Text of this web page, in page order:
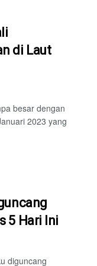
di Laut
besar dengan
2023 yang
5 Hari Ini
diguncang